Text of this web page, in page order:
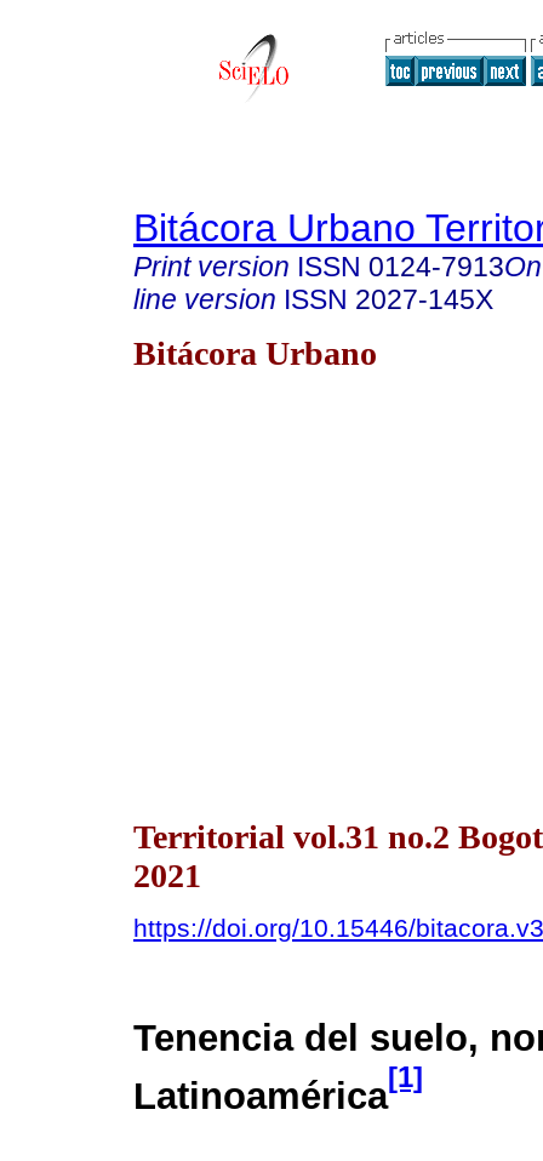
Bitácora Urbano
Print version ISSN 0124-7913
line version ISSN 2027-145X
Bitácora Urbano
Territorial vol.31 no.2
2021
https://doi.org/10.15446/
Tenencia del suelo,
Latinoamérica[1]